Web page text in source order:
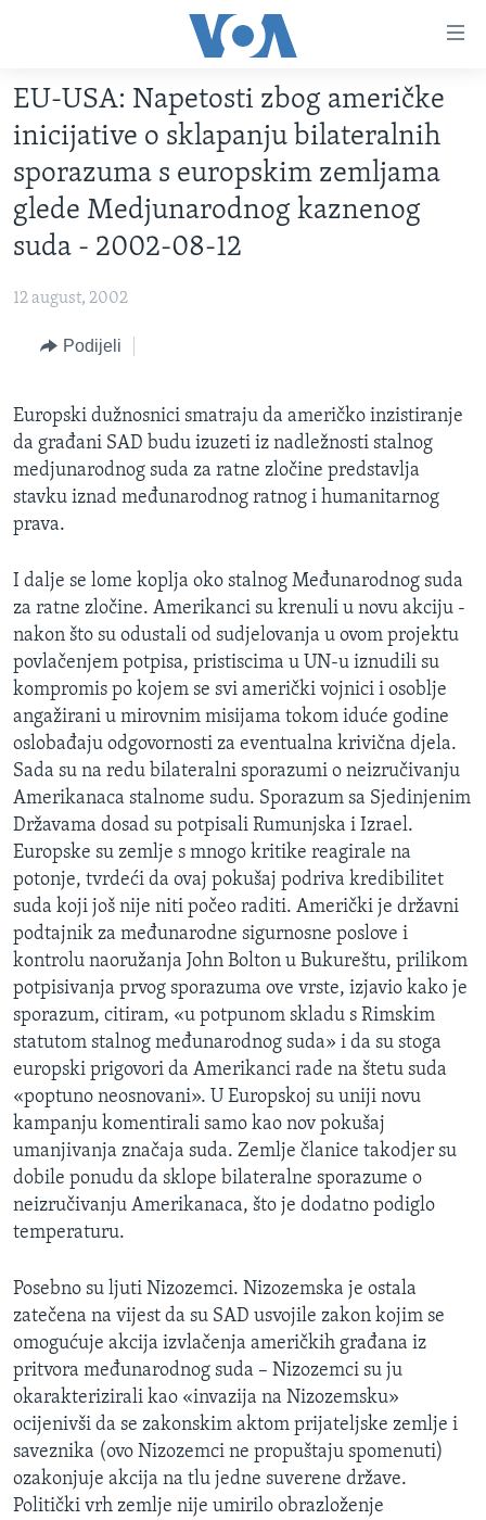
glavni
sadržaj
na
glavnu
navigaciju
na
VIDEO
FOTOGRAFIJE DANA
VIJESTI
BOSNA I HERCEGOVINA
SVIJET
SPECIJALNI PROJEKTI
KORUPCIJA
ŽENSKA STRANA
IZBJEGLIČKA STRANA
MAGAZIN
Learning English
PRATITE NAS
Jezici
EU-USA: Napetosti zbog američke
inicijative o sklapanju bilateralnih
sporazuma s europskim zemljama
glede Medjunarodnog kaznenog
suda - 2002-08-12
12 august, 2002
Podijeli
Europski dužnosnici smatraju da američko inzistiranje
da građani SAD budu izuzeti iz nadležnosti stalnog
medjunarodnog suda za ratne zločine predstavlja
stavku iznad međunarodnog ratnog i humanitarnog
prava.
I dalje se lome koplja oko stalnog Međunarodnog suda
za ratne zločine. Amerikanci su krenuli u novu akciju -
nakon što su odustali od sudjelovanja u ovom projektu
povlačenjem potpisa, pristiscima u UN-u iznudili su
kompromis po kojem se svi američki vojnici i osoblje
angažirani u mirovnim misijama tokom iduće godine
oslobađaju odgovornosti za eventualna krivična djela.
Sada su na redu bilateralni sporazumi o neizručivanju
Amerikanaca stalnome sudu. Sporazum sa Sjedinjenim
Državama dosad su potpisali Rumunjska i Izrael.
Europske su zemlje s mnogo kritike reagirale na
potonje, tvrdeći da ovaj pokušaj podriva kredibilitet
suda koji još nije niti počeo raditi. Američki je državni
podtajnik za međunarodne sigurnosne poslove i
kontrolu naoružanja John Bolton u Bukureštu, prilikom
potpisivanja prvog sporazuma ove vrste, izjavio kako je
sporazum, citiram, «u potpunom skladu s Rimskim
statutom stalnog međunarodnog suda» i da su stoga
europski prigovori da Amerikanci rade na štetu suda
«poptuno neosnovani». U Europskoj su uniji novu
kampanju komentirali samo kao nov pokušaj
umanjivanja značaja suda. Zemlje članice takodjer su
dobile ponudu da sklope bilateralne sporazume o
neizručivanju Amerikanaca, što je dodatno podiglo
temperaturu.
Posebno su ljuti Nizozemci. Nizozemska je ostala
zatečena na vijest da su SAD usvojile zakon kojim se
omogućuje akcija izvlačenja američkih građana iz
pritvora međunarodnog suda – Nizozemci su ju
okarakterizirali kao «invazija na Nizozemsku»
ocijenivši da se zakonskim aktom prijateljske zemlje i
saveznika (ovo Nizozemci ne propuštaju spomenuti)
ozakonjuje akcija na tlu jedne suverene države.
Politički vrh zemlje nije umirilo obrazloženje